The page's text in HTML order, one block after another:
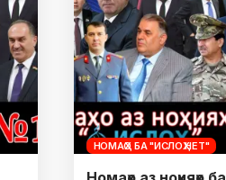
НОМАҲО БА "ИСЛОҲ.НЕТ"